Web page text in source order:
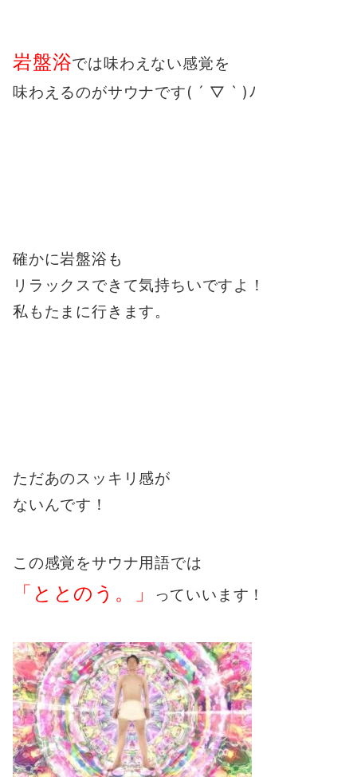
岩盤浴では味わえない感覚を
味わえるのがサウナです( ´ ▽ ` )ﾉ
確かに岩盤浴も
リラックスできて気持ちいですよ！
私もたまに行きます。
ただあのスッキリ感が
ないんです！
この感覚をサウナ用語では
「ととのう。」 っていいます！